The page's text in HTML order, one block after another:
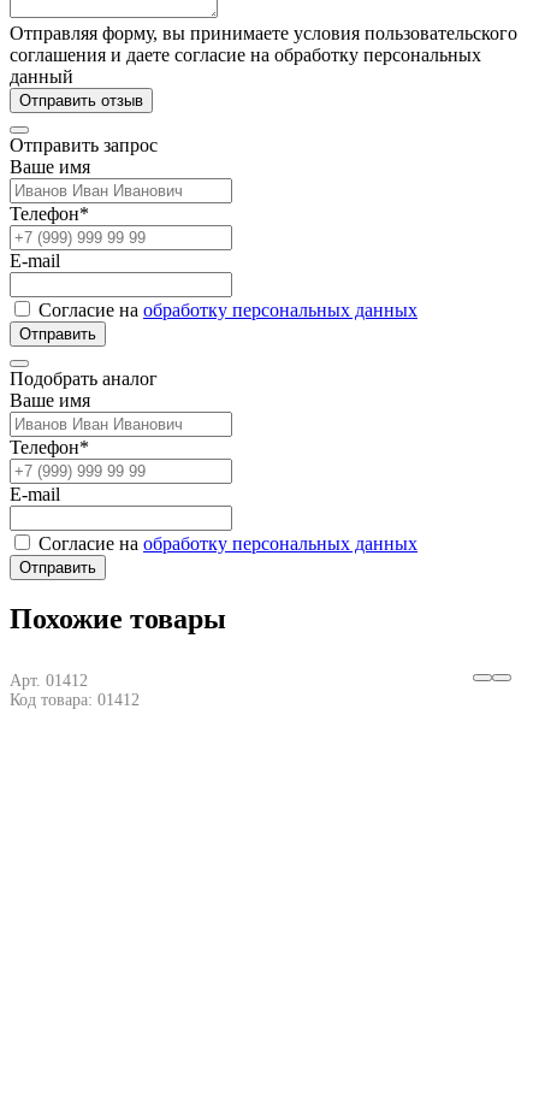
Отправляя форму, вы принимаете условия пользовательского
соглашения и даете согласие на обработку персональных
данный
Отправить отзыв
Отправить запрос
Ваше имя
Телефон*
E-mail
Согласие на обработку персональных данных
Отправить
Подобрать аналог
Ваше имя
Телефон*
E-mail
Согласие на обработку персональных данных
Отправить
Похожие товары
Арт. 01412
Код товара: 01412